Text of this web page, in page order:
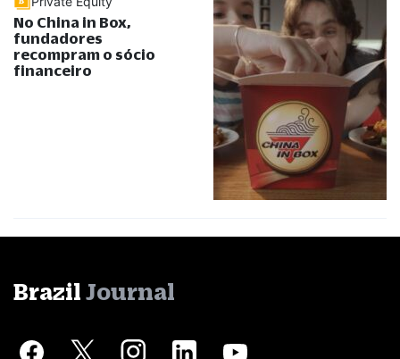
No China in Box,
fundadores
recompram o sócio
financeiro
Brazil Journal